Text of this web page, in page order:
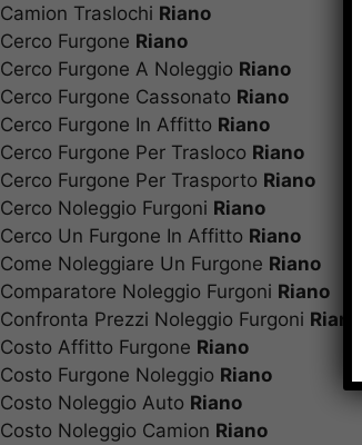
Camion Traslochi Riano
Cerco Furgone Riano
Cerco Furgone A Noleggio Riano
Cerco Furgone Cassonato Riano
Cerco Furgone In Affitto Riano
Cerco Furgone Per Trasloco Riano
Cerco Furgone Per Trasporto Riano
Cerco Noleggio Furgoni Riano
Cerco Un Furgone In Affitto Riano
Come Noleggiare Un Furgone Riano
Comparatore Noleggio Furgoni Riano
Confronta Prezzi Noleggio Furgoni Riano
Costo Affitto Furgone Riano
Costo Furgone Noleggio Riano
Costo Noleggio Auto Riano
Costo Noleggio Camion Riano